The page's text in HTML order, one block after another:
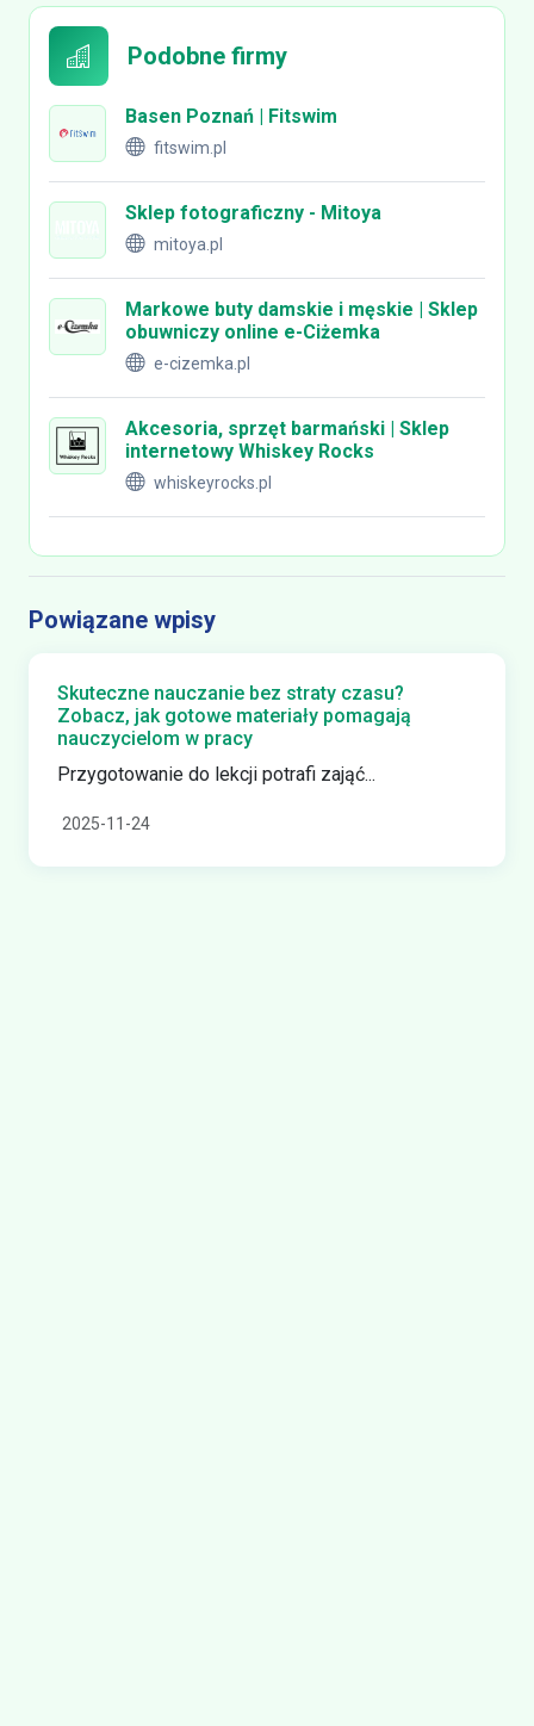
Podobne firmy
Basen Poznań | Fitswim
fitswim.pl
Sklep fotograficzny - Mitoya
mitoya.pl
Markowe buty damskie i męskie | Sklep
obuwniczy online e-Ciżemka
e-cizemka.pl
Akcesoria, sprzęt barmański | Sklep
internetowy Whiskey Rocks
whiskeyrocks.pl
Powiązane wpisy
Skuteczne nauczanie bez straty czasu?
Zobacz, jak gotowe materiały pomagają
nauczycielom w pracy
Przygotowanie do lekcji potrafi zająć...
2025-11-24